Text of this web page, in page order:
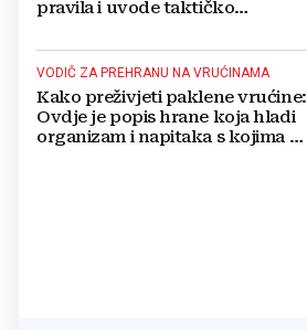
pravila i uvode taktičko
VODIČ ZA PREHRANU NA VRUĆINAMA
Kako preživjeti paklene vrućine:
Ovdje je popis hrane koja hladi
organizam i napitaka s kojima si